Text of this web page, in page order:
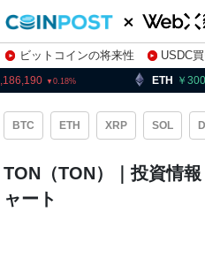
ビットコインの将来性 USDC
株特集・関連銘柄
0.18 ETH
BTC ETH XRP SOL
TON（TON）｜投資情
ャート